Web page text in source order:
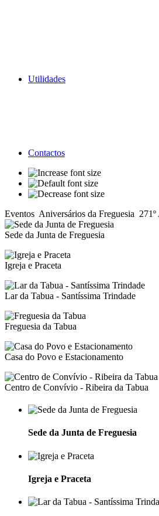
Utilidades
Contactos
Eventos Aniversários da Freguesia
Sede da Junta de Freguesia
Igreja e Praceta
Lar da Tabua - Santíssima Trindade
Freguesia da Tabua
Casa do Povo e Estacionamento
Centro de Convívio - Ribeira da Tabua
Sede da Junta de Freguesia
Igreja e Praceta